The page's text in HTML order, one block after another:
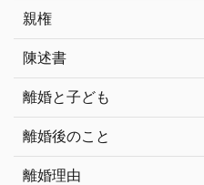
親権
陳述書
離婚と子ども
離婚後のこと
離婚理由